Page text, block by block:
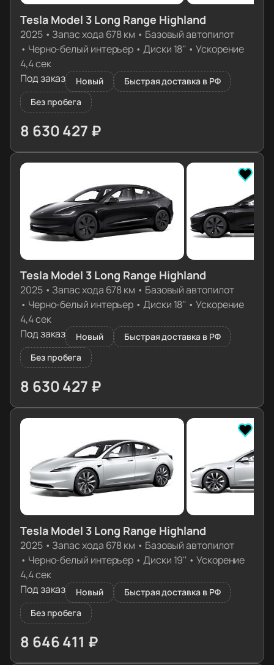
Tesla Model 3 Long Range Highland
2025• Запас хода 678 км • Базовый автопилот
• Черно-белый интерьер •Диски 18'' • Ускорение
4,4 сек
Под заказ
Новый
Быстрая доставка в РФ
Без пробега
8 630 427 ₽
≈ 85 852€
Tesla Model 3 Long Range Highland
2025• Запас хода 678 км • Базовый автопилот
• Черно-белый интерьер •Диски 18'' • Ускорение
4,4 сек
Под заказ
Новый
Быстрая доставка в РФ
Без пробега
8 630 427 ₽
≈ 85 852€
Tesla Model 3 Long Range Highland
2025• Запас хода 678 км • Базовый автопилот
• Черно-белый интерьер •Диски 19'' • Ускорение
4,4 сек
Под заказ
Новый
Быстрая доставка в РФ
Без пробега
8 646 411 ₽
≈ 86 011€